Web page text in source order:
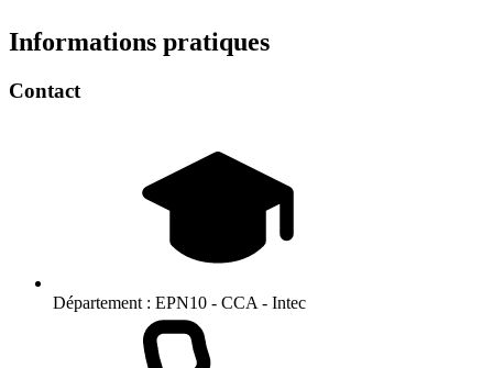
Informations pratiques
Contact
Département : EPN10 - CCA - Intec